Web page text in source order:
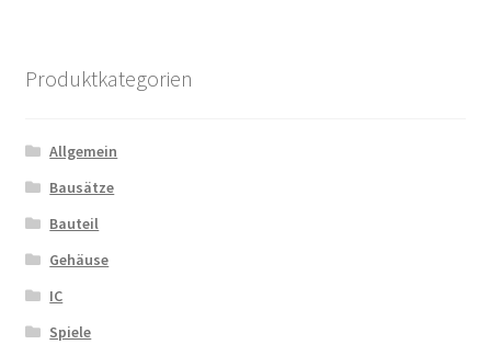
Produktkategorien
Allgemein
Bausätze
Bauteil
Gehäuse
IC
Spiele